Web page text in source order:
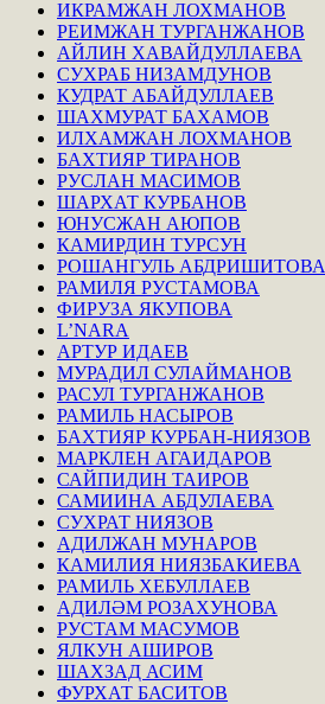
ИКРАМЖАН ЛОХМАНОВ
РЕИМЖАН ТУРГАНЖАНОВ
АЙЛИН ХАВАЙДУЛЛАЕВА
СУХРАБ НИЗАМДУНОВ
КУДРАТ АБАЙДУЛЛАЕВ
ШАХМУРАТ БАХАМОВ
ИЛХАМЖАН ЛОХМАНОВ
БАХТИЯР ТИРАНОВ
РУСЛАН МАСИМОВ
ШАРХАТ КУРБАНОВ
ЮНУСЖАН АЮПОВ
КАМИРДИН ТУРСУН
РОШАНГУЛЬ АБДРИШИТОВА
РАМИЛЯ РУСТАМОВА
ФИРУЗА ЯКУПОВА
L’NARA
АРТУР ИДАЕВ
МУРАДИЛ СУЛАЙМАНОВ
РАСУЛ ТУРГАНЖАНОВ
РАМИЛЬ НАСЫРОВ
БАХТИЯР КУРБАН-НИЯЗОВ
МАРКЛЕН АГАИДАРОВ
САЙПИДИН ТАИРОВ
САМИИНА АБДУЛАЕВА
СУХРАТ НИЯЗОВ
АДИЛЖАН МУНАРОВ
КАМИЛИЯ НИЯЗБАКИЕВА
РАМИЛЬ ХЕБУЛЛАЕВ
АДИЛӘМ РОЗАХУНОВА
РУСТАМ МАСУМОВ
ЯЛКУН АШИРОВ
ШАХЗАД АСИМ
ФУРХАТ БАСИТОВ